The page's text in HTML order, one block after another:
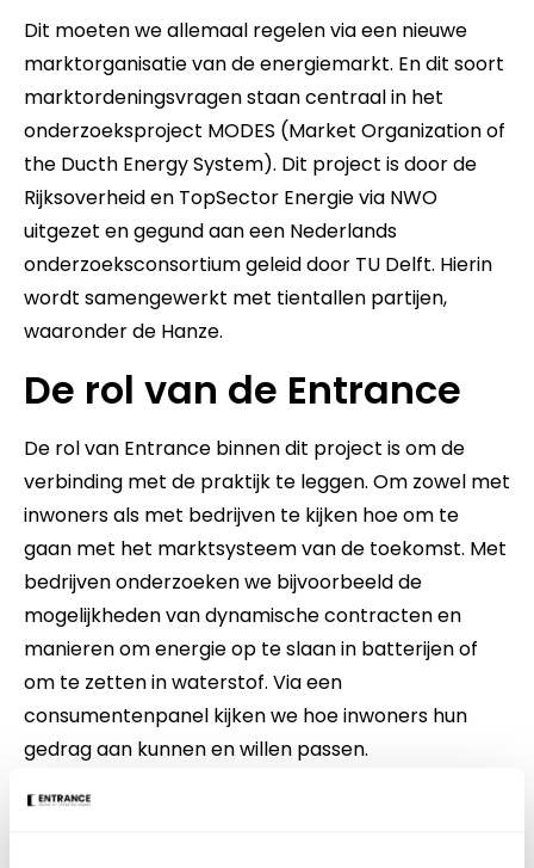
Dit moeten we allemaal regelen via een nieuwe
marktorganisatie van de energiemarkt. En dit soort
marktordeningsvragen staan centraal in het
onderzoeksproject MODES (Market Organization of
the Ducth Energy System). Dit project is door de
Rijksoverheid en TopSector Energie via NWO
uitgezet en gegund aan een Nederlands
onderzoeksconsortium geleid door TU Delft. Hierin
wordt samengewerkt met tientallen partijen,
waaronder de Hanze.
De rol van de Entrance
De rol van Entrance binnen dit project is om de
verbinding met de praktijk te leggen. Om zowel met
inwoners als met bedrijven te kijken hoe om te
gaan met het marktsysteem van de toekomst. Met
bedrijven onderzoeken we bijvoorbeeld de
mogelijkheden van dynamische contracten en
manieren om energie op te slaan in batterijen of
om te zetten in waterstof. Via een
consumentenpanel kijken we hoe inwoners hun
gedrag aan kunnen en willen passen.
Resultaat van dit project zijn wetenschappelijk